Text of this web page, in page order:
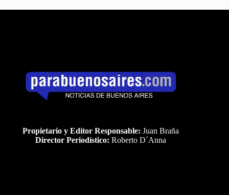
Propietario y Editor Responsable: Juan Braña
Director Periodístico: Roberto D´Anna